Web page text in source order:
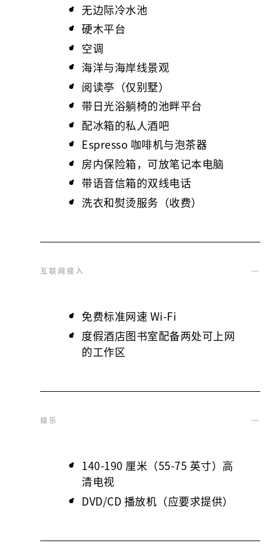
无边际冷水池
硬木平台
空调
海洋与海岸线景观
阅读亭（仅别墅）
带日光浴躺椅的池畔平台
配冰箱的私人酒吧
Espresso 咖啡机与泡茶器
房内保险箱，可放笔记本电脑
带语音信箱的双线电话
洗衣和熨烫服务（收费）
互联网接入
免费标准网速 Wi-Fi
度假酒店图书室配备两处可上网
的工作区
娱乐
140-190 厘米（55-75 英寸）高
清电视
DVD/CD 播放机（应要求提供）